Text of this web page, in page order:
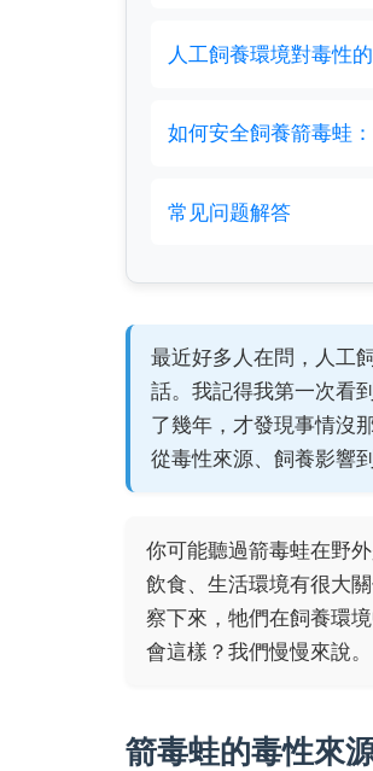
人工飼養環境對毒性
如何安全飼養箭毒蛙
常见问题解答
最近好多人在問，人工
話。我記得我第一次看
了幾年，才發現事情沒
從毒性來源、飼養影響
你可能聽過箭毒蛙在野
飲食、生活環境有很大
察下來，牠們在飼養環
會這樣？我們慢慢來說。
箭毒蛙的毒性來